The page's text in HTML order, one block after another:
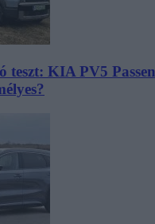
teszt: KIA PV5